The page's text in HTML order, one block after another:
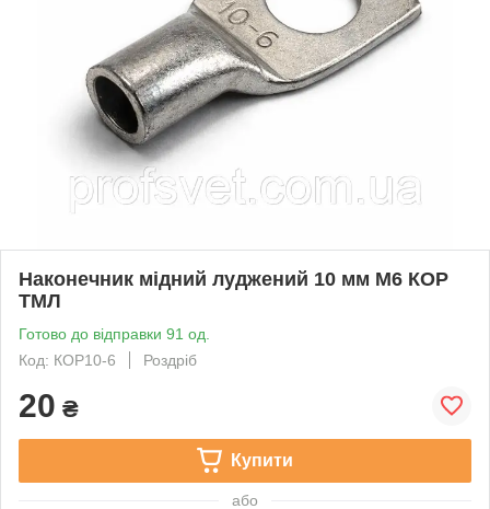
Наконечник мідний луджений 10 мм М6 КОР
ТМЛ
Готово до відправки 91 од.
Код: КОР10-6
Роздріб
20 ₴
Купити
або